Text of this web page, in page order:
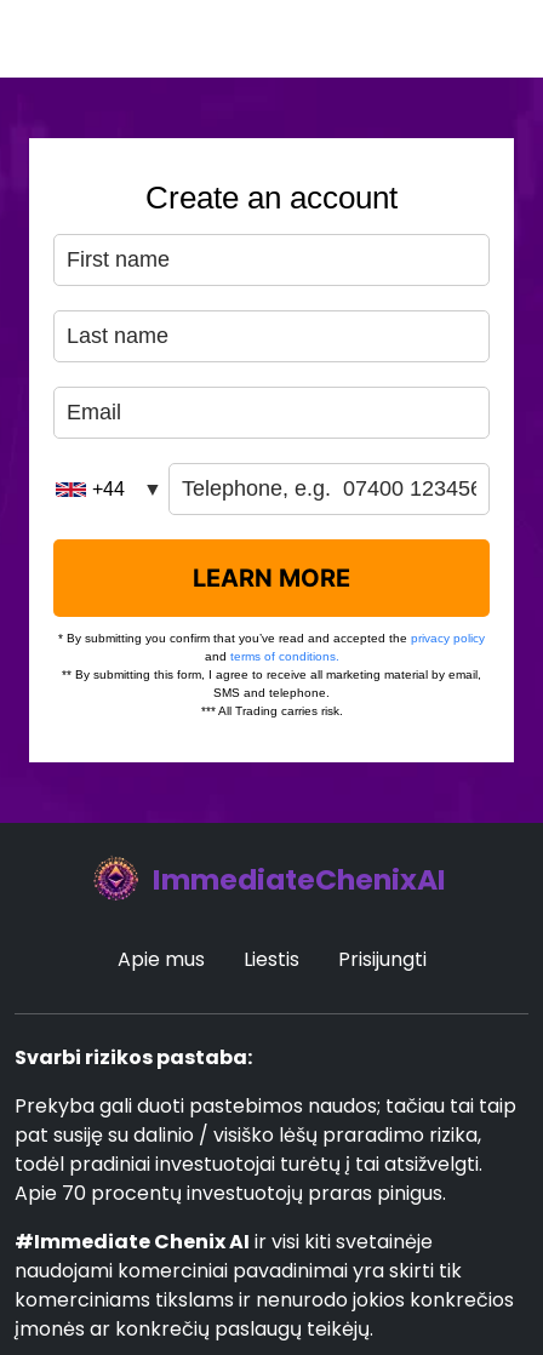
ImmediateChenixAI
Apie mus Liestis Prisijungti
Svarbi rizikos pastaba:
Prekyba gali duoti pastebimos naudos; tačiau tai taip
pat susiję su dalinio / visiško lėšų praradimo rizika,
todėl pradiniai investuotojai turėtų į tai atsižvelgti.
Apie 70 procentų investuotojų praras pinigus.
#Immediate Chenix AI ir visi kiti svetainėje
naudojami komerciniai pavadinimai yra skirti tik
komerciniams tikslams ir nenurodo jokios konkrečios
įmonės ar konkrečių paslaugų teikėjų.